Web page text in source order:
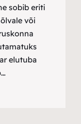
sobib eriti
või
elutuba